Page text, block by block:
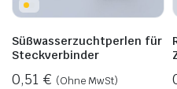
Süßwasserzuchtperlen für
Steckverbinder
0,51 € (Ohne MwSt)